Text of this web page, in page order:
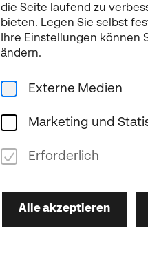
die Seite laufend zu
bieten. Legen Sie selbst
Ihre Einstellungen können
ändern.
Externe Medien
Marketing und
Erforderlich
Alle akzeptieren